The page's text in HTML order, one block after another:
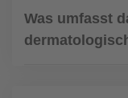
Was umfasst